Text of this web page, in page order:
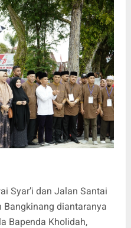
Syar’i dan Jalan Santai
Bangkinang diantaranya
Bapenda Kholidah,